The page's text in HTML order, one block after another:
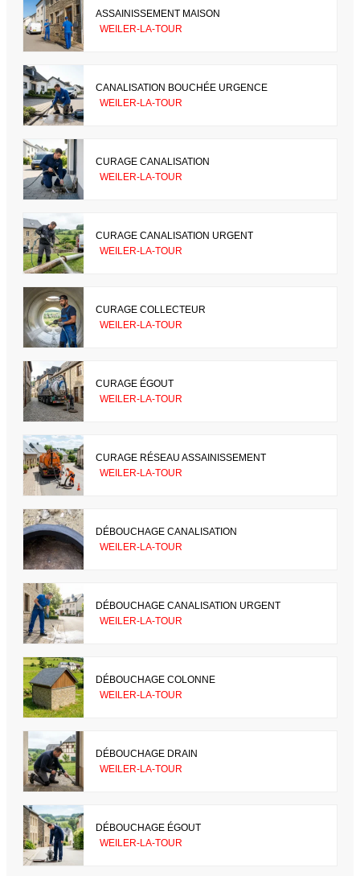
ASSAINISSEMENT MAISON
WEILER-LA-TOUR
CANALISATION BOUCHÉE URGENCE
WEILER-LA-TOUR
CURAGE CANALISATION
WEILER-LA-TOUR
CURAGE CANALISATION URGENT
WEILER-LA-TOUR
CURAGE COLLECTEUR
WEILER-LA-TOUR
CURAGE ÉGOUT
WEILER-LA-TOUR
CURAGE RÉSEAU ASSAINISSEMENT
WEILER-LA-TOUR
DÉBOUCHAGE CANALISATION
WEILER-LA-TOUR
DÉBOUCHAGE CANALISATION URGENT
WEILER-LA-TOUR
DÉBOUCHAGE COLONNE
WEILER-LA-TOUR
DÉBOUCHAGE DRAIN
WEILER-LA-TOUR
DÉBOUCHAGE ÉGOUT
WEILER-LA-TOUR